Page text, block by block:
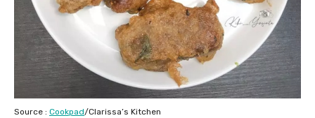
Source : Cookpad/Clarissa’s Kitchen